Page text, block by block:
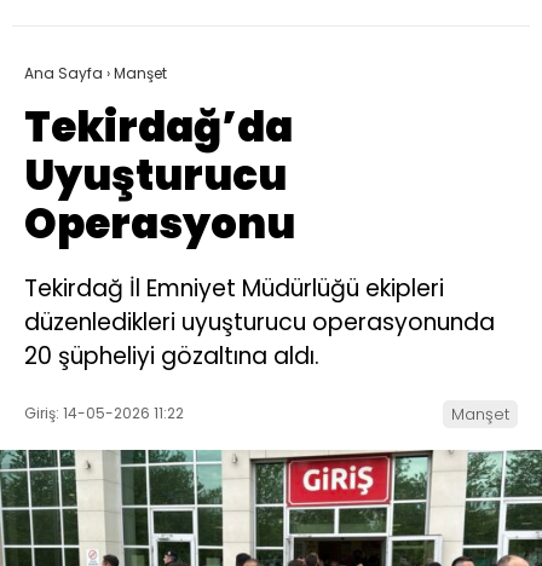
Ana Sayfa ›Manşet
Tekirdağ’da
Uyuşturucu
Operasyonu
Tekirdağ İl Emniyet Müdürlüğü ekipleri
düzenledikleri uyuşturucu operasyonunda
20 şüpheliyi gözaltına aldı.
Giriş: 14-05-2026 11:22 Manşet